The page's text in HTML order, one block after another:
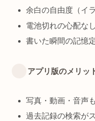
余白の自由度（イ
電池切れの心配なし
書いた瞬間の記憶
アプリ版のメリッ
写真・動画・音声
過去記録の検索が